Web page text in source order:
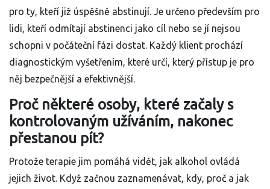
pro ty, kteří již úspěšně abstinují. Je určeno především pro
lidi, kteří odmítají abstinenci jako cíl nebo se jí nejsou
schopni v počáteční fázi dostat. Každý klient prochází
diagnostickým vyšetřením, které určí, který přístup je pro
něj bezpečnější a efektivnější.
Proč některé osoby, které začaly s
kontrolovaným užíváním, nakonec
přestanou pít?
Protože terapie jim pomáhá vidět, jak alkohol ovládá
jejich život. Když začnou zaznamenávat, kdy, proč a jak